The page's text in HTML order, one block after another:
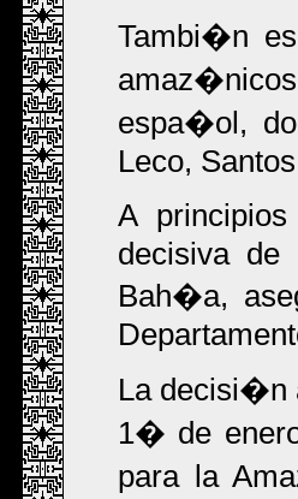
Tambi�n
amaz�nicos
espa�ol,
Leco,
A
decisiva
Bah�a,
La decisi�n
1� de
para la